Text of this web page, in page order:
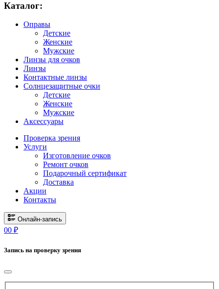
Каталог:
Оправы
Детские
Женские
Мужские
Линзы для очков
Линзы
Контактные линзы
Солнцезащитные очки
Детские
Женские
Мужские
Аксессуары
Проверка зрения
Услуги
Изготовление очков
Ремонт очков
Подарочный сертификат
Доставка
Акции
Контакты
Онлайн-запись
00 ₽
Запись на проверку зрения